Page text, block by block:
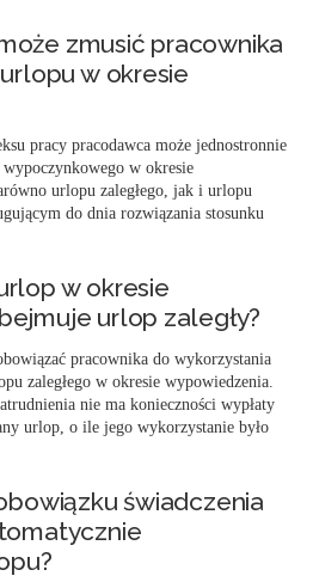
zmusić pracownika
w okresie
pracy pracodawca może jednostronnie
w okresie
urlopu zaległego, jak i urlopu
do dnia rozwiązania stosunku
w okresie
urlop zaległy?
pracownika do wykorzystania
zaległego w okresie wypowiedzenia.
nie ma konieczności wypłaty
urlop, o ile jego wykorzystanie było
świadczenia